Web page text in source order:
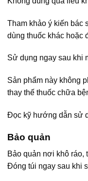
Tham khảo ý kiến bác
dùng thuốc khác hoặc
Sử dụng ngay sau khi
Sản phẩm này không
thay thế thuốc chữa
Đọc kỹ hướng dẫn sử
Bảo quản
Bảo quản nơi khô ráo,
Đóng túi ngay sau khi